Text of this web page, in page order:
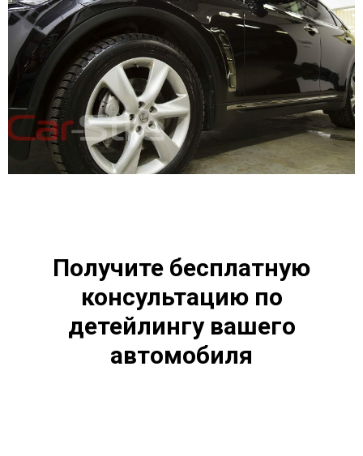
Получите бесплатную
консультацию по
детейлингу вашего
автомобиля